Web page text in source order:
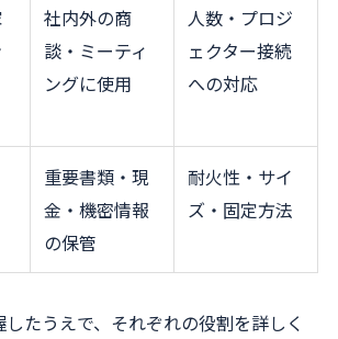
社内外の商
談・ミーティ
ングに使用
人数・プロジ
ェクター接続
への対応
重要書類・現
金・機密情報
の保管
耐火性・サイ
ズ・固定方法
たうえで、それぞれの役割を詳しく